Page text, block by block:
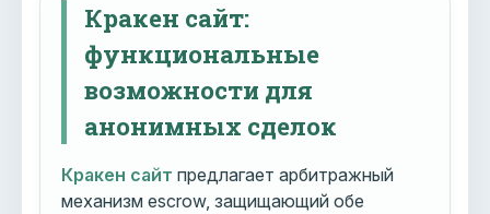
Кракен сайт:
функциональные
возможности для
анонимных сделок
Кракен сайт предлагает арбитражный
механизм escrow, защищающий обе